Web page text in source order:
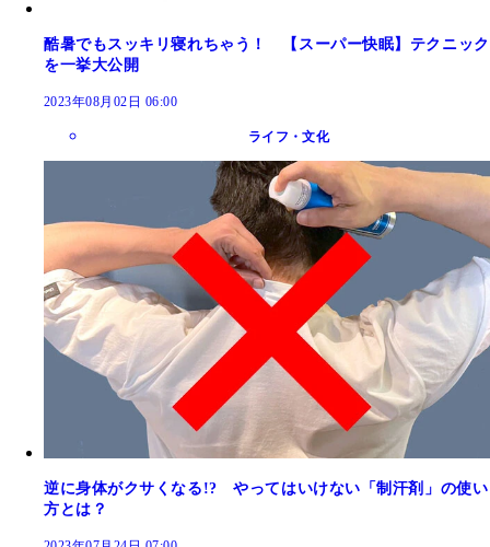
酷暑でもスッキリ寝れちゃう！ 【スーパー快眠】テクニック
を一挙大公開
2023年08月02日 06:00
ライフ・文化
逆に身体がクサくなる!? やってはいけない「制汗剤」の使い
方とは？